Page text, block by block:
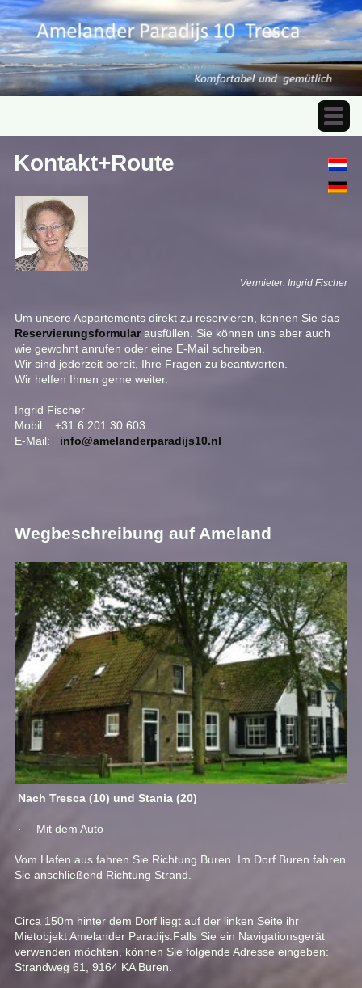
Kontakt+Route
Vermieter: Ingrid Fischer
Um unsere Appartements direkt zu reservieren, können Sie das
Reservierungsformularausfüllen. Sie können uns aber auch
wie gewohnt anrufen oder eine E-Mail schreiben.
Wir sind jederzeit bereit, Ihre Fragen zu beantworten.
Wir helfen Ihnen gerne weiter.
Ingrid Fischer
Mobil: +31 6 201 30 603
E-Mail: info@amelanderparadijs10.nl
Wegbeschreibung auf Ameland
Nach Tresca (10) und Stania (20)
· Mit dem Auto
Vom Hafen aus fahren Sie Richtung Buren. Im Dorf Buren fahren
Sie anschließend Richtung Strand.
Circa 150m hinter dem Dorfliegt auf der linken Seite ihr
Mietobjekt Amelander Paradijs.Falls Sie ein Navigationsgerät
verwenden möchten, können Sie folgende Adresse eingeben:
Strandweg 61, 9164 KA Buren.